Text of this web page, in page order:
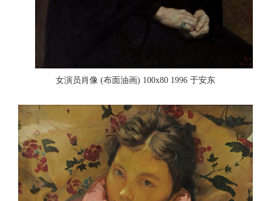
女演员肖像 (布面油画) 100x80 1996 于安东